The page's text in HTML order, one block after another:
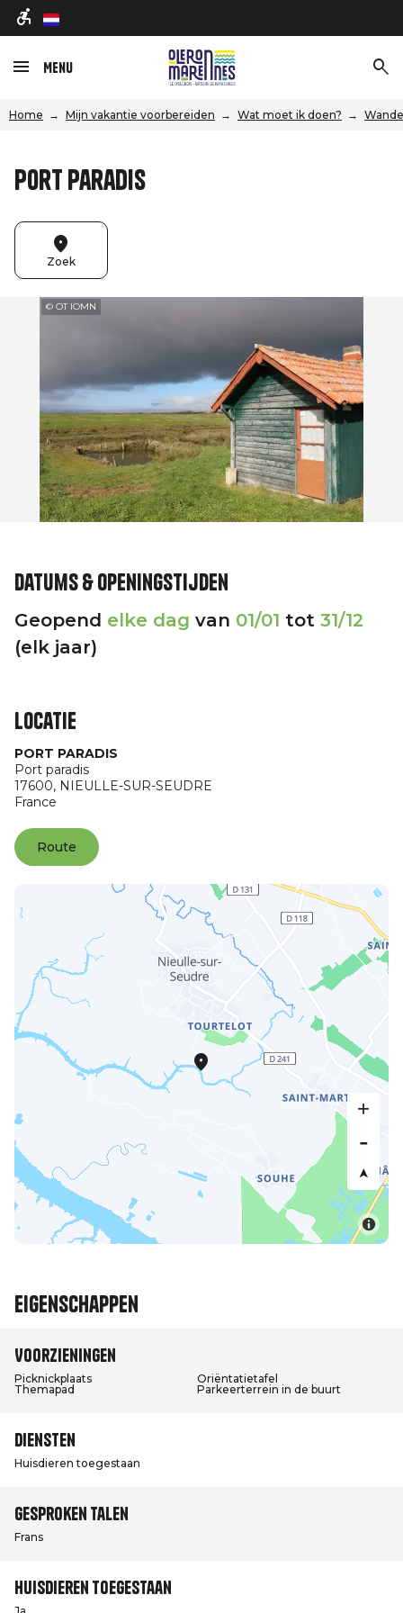
nl
Menu
Home Mijn vakantie voorbereiden Wat moet ik doen?
Port paradis
Zoek
© OT IOMN
Datums & openingstijden
Geopend elke dag van 01/01 tot 31/12
(elk jaar)
Locatie
PORT PARADIS
Port paradis
17600, NIEULLE-SUR-SEUDRE
France
Route
Eigenschappen
Voorzieningen
Picknickplaats
Oriëntatietafel
Themapad
Parkeerterrein in de buurt
Diensten
Huisdieren toegestaan
Gesproken talen
Frans
Huisdieren toegestaan